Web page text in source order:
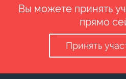
Вы можете принять
прямо
Принять